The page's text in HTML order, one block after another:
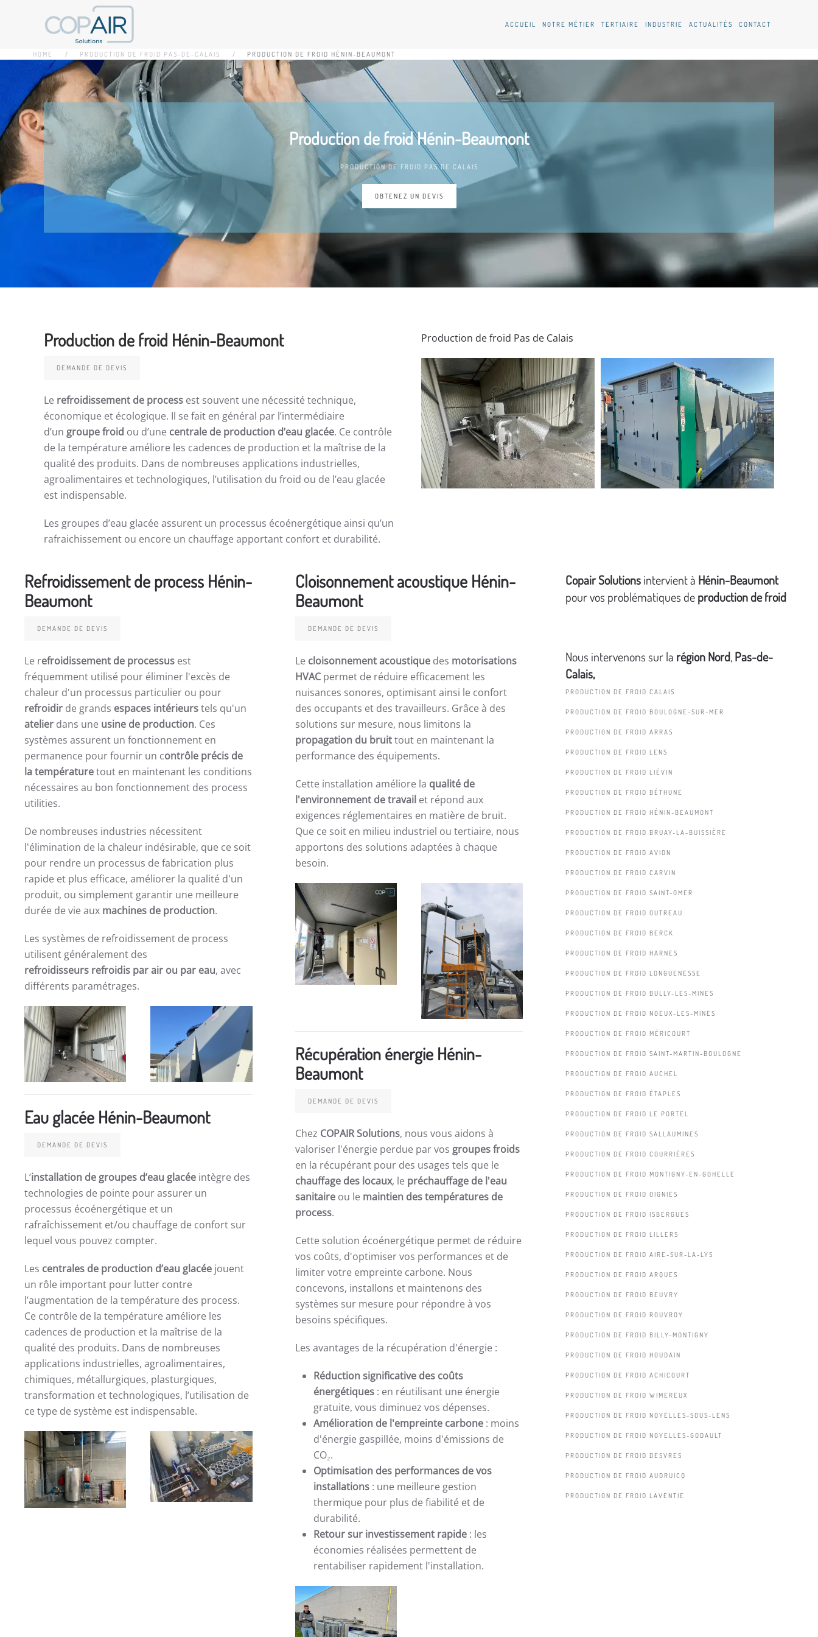
Accéder au contenu principal ACCUEIL NOTRE MÉTIER TERTIAIRE INDUSTRIE ACTUALITÉS CONTACT
HOME PRODUCTION DE FROID PAS-DE-CALAIS PRODUCTION DE FROID HÉNIN-BEAUMONT
Production de froid Hénin-Beaumont
PRODUCTION DE FROID PAS DE CALAIS
OBTENEZ UN DEVIS
Production de froid Hénin-Beaumont
DEMANDE DE DEVIS
Le refroidissement de process est souvent une nécessité technique,
économique et écologique. Il se fait en général par l’intermédiaire
d’un groupe froid ou d’une centrale de production d’eau glacée. Ce contrôle
de la température améliore les cadences de production et la maîtrise de la
qualité des produits. Dans de nombreuses applications industrielles,
agroalimentaires et technologiques, l’utilisation du froid ou de l’eau glacée
est indispensable.
Les groupes d’eau glacée assurent un processus écoénergétique ainsi qu’un
rafraichissement ou encore un chauffage apportant confort et durabilité.
Production de froid Pas de Calais
Refroidissement de process Hénin-
Beaumont
DEMANDE DE DEVIS
Le refroidissement de processus est
fréquemment utilisé pour éliminer l'excès de
chaleur d'un processus particulier ou pour
refroidir de grands espaces intérieurstels qu'un
atelier dans une usine de production. Ces
systèmes assurent un fonctionnement en
permanence pour fournir un contrôle précis de
la températuretout en maintenant les conditions
nécessaires au bon fonctionnement des process
utilities.
De nombreuses industries nécessitent
l'élimination de la chaleur indésirable, que ce soit
pour rendre un processus de fabrication plus
rapide et plus efficace, améliorer la qualité d'un
produit, ou simplement garantir une meilleure
durée de vie aux machines de production.
Les systèmes de refroidissement de process
utilisent généralement des
refroidisseurs refroidis par air ou par eau, avec
différents paramétrages.
Eau glacée Hénin-Beaumont
DEMANDE DE DEVIS
L’installation de groupes d’eau glacée intègre des
technologies de pointe pour assurer un
processus écoénergétique et un
rafraîchissement et/ou chauffage de confort sur
lequel vous pouvez compter.
Les centrales de production d’eau glacée jouent
un rôle important pour lutter contre
l’augmentation de la température des process.
Ce contrôle de la température améliore les
cadences de production et la maîtrise de la
qualité des produits. Dans de nombreuses
applications industrielles, agroalimentaires,
chimiques, métallurgiques, plasturgiques,
transformation et technologiques, l’utilisation de
ce type de système est indispensable.
Cloisonnement acoustique Hénin-
Beaumont
DEMANDE DE DEVIS
Le cloisonnement acoustiquedes motorisations
HVACpermet de réduire efficacement les
nuisances sonores, optimisant ainsi le confort
des occupants et des travailleurs. Grâce à des
solutions sur mesure, nous limitons la
propagation du bruittout en maintenant la
performance des équipements.
Cette installation améliore la qualité de
l'environnement de travail et répond aux
exigences réglementaires en matière de bruit.
Que ce soit en milieu industriel ou tertiaire, nous
apportons des solutions adaptées à chaque
besoin.
Récupération énergie Hénin-
Beaumont
DEMANDE DE DEVIS
Chez COPAIR Solutions, nous vous aidons à
valoriser l'énergie perdue par vos groupes froids
en la récupérant pour des usages tels que le
chauffage des locaux, le préchauffage de l'eau
sanitaireou le maintien des températures de
process.
Cette solution écoénergétique permet de réduire
vos coûts, d'optimiser vos performances et de
limiter votre empreinte carbone. Nous
concevons, installons et maintenons des
systèmes sur mesure pour répondre à vos
besoins spécifiques.
Les avantages de la récupération d'énergie :
Réduction significative des coûts
énergétiques: en réutilisant une énergie
gratuite, vous diminuez vos dépenses.
Amélioration de l'empreinte carbone: moins
d'énergie gaspillée, moins d'émissions de
CO₂.
Optimisation des performances de vos
installations: une meilleure gestion
thermique pour plus de fiabilité et de
durabilité.
Retour sur investissement rapide: les
économies réalisées permettent de
rentabiliser rapidement l'installation.
Copair Solutionsintervient à Hénin-Beaumont
pour vos problématiques deproduction de froid
Nous intervenons sur la région Nord,Pas-de-
Calais,
PRODUCTION DE FROID CALAIS
PRODUCTION DE FROID BOULOGNE-SUR-MER
PRODUCTION DE FROID ARRAS
PRODUCTION DE FROID LENS
PRODUCTION DE FROID LIÉVIN
PRODUCTION DE FROID BÉTHUNE
PRODUCTION DE FROID HÉNIN-BEAUMONT
PRODUCTION DE FROID BRUAY-LA-BUISSIÈRE
PRODUCTION DE FROID AVION
PRODUCTION DE FROID CARVIN
PRODUCTION DE FROID SAINT-OMER
PRODUCTION DE FROID OUTREAU
PRODUCTION DE FROID BERCK
PRODUCTION DE FROID HARNES
PRODUCTION DE FROID LONGUENESSE
PRODUCTION DE FROID BULLY-LES-MINES
PRODUCTION DE FROID NOEUX-LES-MINES
PRODUCTION DE FROID MÉRICOURT
PRODUCTION DE FROID SAINT-MARTIN-BOULOGNE
PRODUCTION DE FROID AUCHEL
PRODUCTION DE FROID ÉTAPLES
PRODUCTION DE FROID LE PORTEL
PRODUCTION DE FROID SALLAUMINES
PRODUCTION DE FROID COURRIÈRES
PRODUCTION DE FROID MONTIGNY-EN-GOHELLE
PRODUCTION DE FROID OIGNIES
PRODUCTION DE FROID ISBERGUES
PRODUCTION DE FROID LILLERS
PRODUCTION DE FROID AIRE-SUR-LA-LYS
PRODUCTION DE FROID ARQUES
PRODUCTION DE FROID BEUVRY
PRODUCTION DE FROID ROUVROY
PRODUCTION DE FROID BILLY-MONTIGNY
PRODUCTION DE FROID HOUDAIN
PRODUCTION DE FROID ACHICOURT
PRODUCTION DE FROID WIMEREUX
PRODUCTION DE FROID NOYELLES-SOUS-LENS
PRODUCTION DE FROID NOYELLES-GODAULT
PRODUCTION DE FROID DESVRES
PRODUCTION DE FROID AUDRUICQ
PRODUCTION DE FROID LAVENTIE